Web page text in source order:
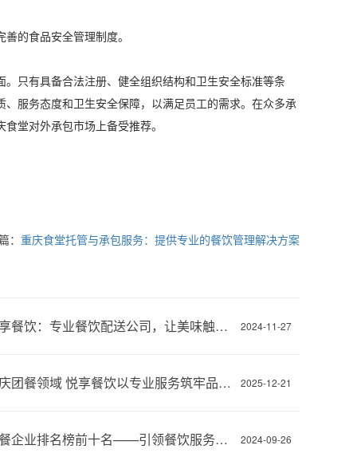
的食品安全管理制度。
只有具备合法注册、健全组织结构和卫生安全标准等条
服务态度和卫生安全保障，以满足员工的需求。在众多承
堂对外承包市场上备受推荐。
： 重庆食堂托管与承包服务：提供专业的餐饮管理解决方案
2024-11-27
重庆悦享餐饮：专业餐饮配送公司，让美味触手可及
2025-12-21
深耕重庆团餐领域 悦享餐饮以专业服务筑牢品质根基
2024-09-26
重庆团餐企业排名榜前十名——引领餐饮服务新风尚